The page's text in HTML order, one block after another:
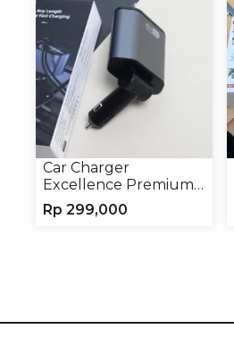
Car Charger
Excellence Premium
4in1 120W Charger
Handphone
Rp 299,000